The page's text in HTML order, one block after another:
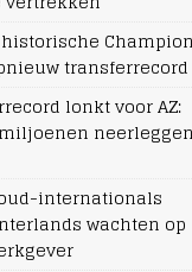
historische
transferrecord
lonkt voor AZ:
neerleggen
internationals
wachten op